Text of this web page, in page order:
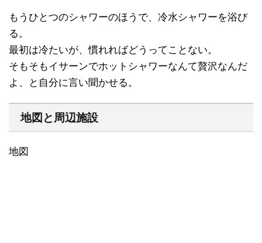
もうひとつのシャワーのほうで、冷水シャワーを浴び
る。
最初は冷たいが、慣れればどうってことない。
そもそもイサーンでホットシャワーなんて贅沢なんだ
よ、と自分に言い聞かせる。
地図と周辺施設
地図